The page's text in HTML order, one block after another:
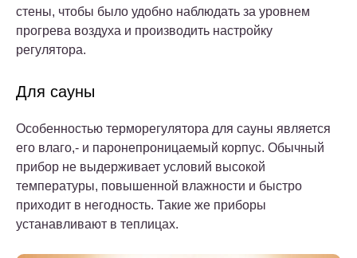
стены, чтобы было удобно наблюдать за уровнем
прогрева воздуха и производить настройку
регулятора.
Для сауны
Особенностью терморегулятора для сауны является
его влаго,- и паронепроницаемый корпус. Обычный
прибор не выдерживает условий высокой
температуры, повышенной влажности и быстро
приходит в негодность. Такие же приборы
устанавливают в теплицах.